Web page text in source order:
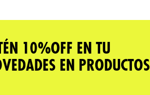
10%OFF EN TU
EN PRODUCTOS